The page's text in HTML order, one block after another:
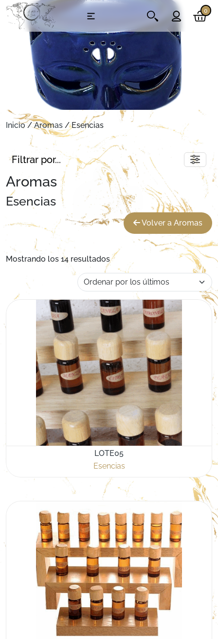
0
Inicio/Aromas / Esencias
Filtrar por...
Aromas
Esencias
Volver a Aromas
Mostrando los 14 resultadosOrdenado por los últimos
LOTE05
Esencias